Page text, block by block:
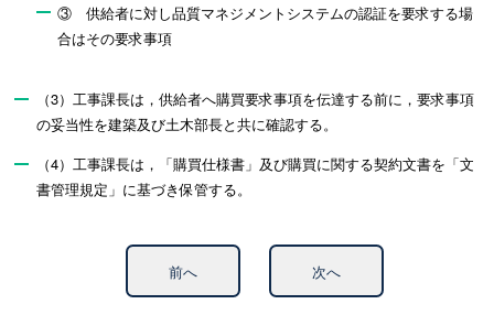
③ 供給者に対し品質マネジメントシステムの認証を要求する場
合はその要求事項
（3）工事課長は，供給者へ購買要求事項を伝達する前に，要求事項
の妥当性を建築及び土木部長と共に確認する。
（4）工事課長は，「購買仕様書」及び購買に関する契約文書を「文
書管理規定」に基づき保管する。
前へ 次へ